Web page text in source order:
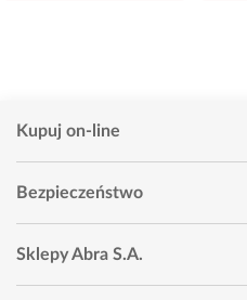
Kupuj on-line
Bezpieczeństwo
Sklepy Abra S.A.